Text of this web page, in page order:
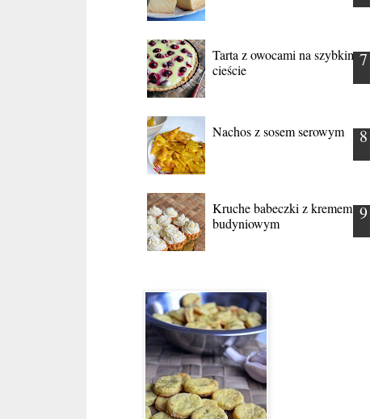
Tarta z owocami na szybkim
cieście
Nachos z sosem serowym
Kruche babeczki z kremem
budyniowym